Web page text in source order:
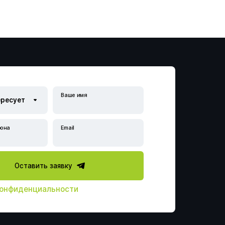
рисков
Ваше имя
Email
Оставить заявку